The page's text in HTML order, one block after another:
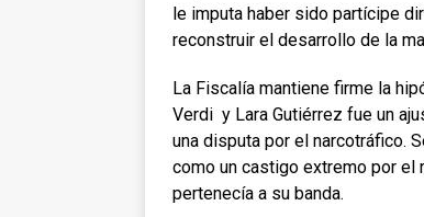
le imputa haber sido partícipe
reconstruir el desarrollo de la
La Fiscalía mantiene firme la
Verdi y Lara Gutiérrez fue un
una disputa por el narcotráfico.
como un castigo extremo por el
pertenecía a su banda.